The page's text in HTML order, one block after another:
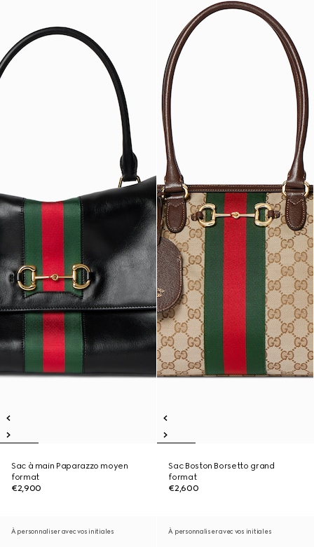
Sac à main Paparazzo moyen
format
€2,900
Sac Boston Borsetto grand
format
€2,600
À personnaliser avec vos initiales À personnaliser avec vos initiales